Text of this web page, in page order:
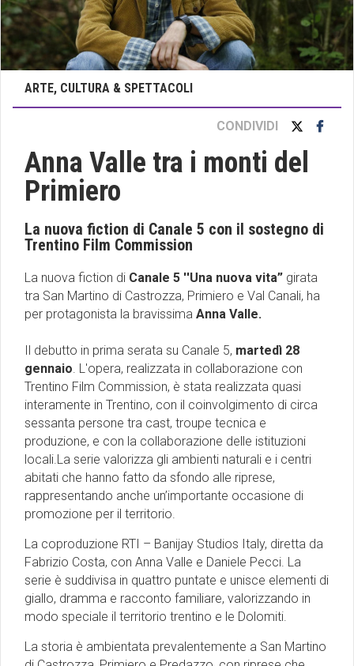
ARTE, CULTURA & SPETTACOLI
CONDIVIDI
Anna Valle tra i monti del
Primiero
La nuova fiction di Canale 5 con il sostegno di
Trentino Film Commission
La nuova fiction di Canale 5 ''Una nuova vita” girata
tra San Martino di Castrozza, Primiero e Val Canali, ha
per protagonista la bravissima Anna Valle.
Il debutto in prima serata su Canale 5, martedì 28
gennaio . L'opera, realizzata in collaborazione con
Trentino Film Commission, è stata realizzata quasi
interamente in Trentino, con il coinvolgimento di circa
sessanta persone tra cast, troupe tecnica e
produzione, e con la collaborazione delle istituzioni
locali.La serie valorizza gli ambienti naturali e i centri
abitati che hanno fatto da sfondo alle riprese,
rappresentando anche un’importante occasione di
promozione per il territorio.
La coproduzione RTI – Banijay Studios Italy, diretta da
Fabrizio Costa, con Anna Valle e Daniele Pecci. La
serie è suddivisa in quattro puntate e unisce elementi di
giallo, dramma e racconto familiare, valorizzando in
modo speciale il territorio trentino e le Dolomiti.
La storia è ambientata prevalentemente a San Martino